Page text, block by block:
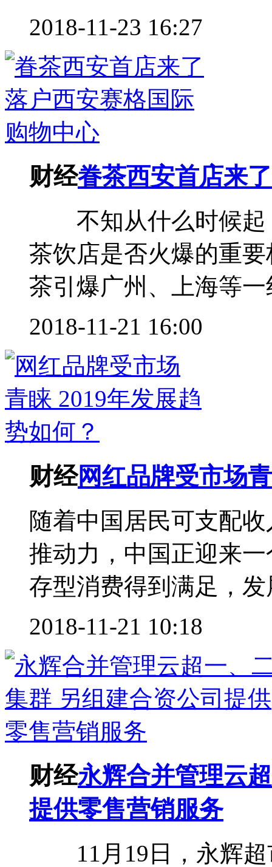
2018-11-23 16:27
财经眷茶西安首店来
不知从什么时候起
茶饮店是否火爆的重
茶引爆广州、上海等一
2018-11-21 16:00
财经网红品牌受市场
随着中国居民可支配
推动力，中国正迎来
存型消费得到满足，发
2018-11-21 10:18
财经永辉合并管理云
提供零售营销服务
11月19日，永辉超